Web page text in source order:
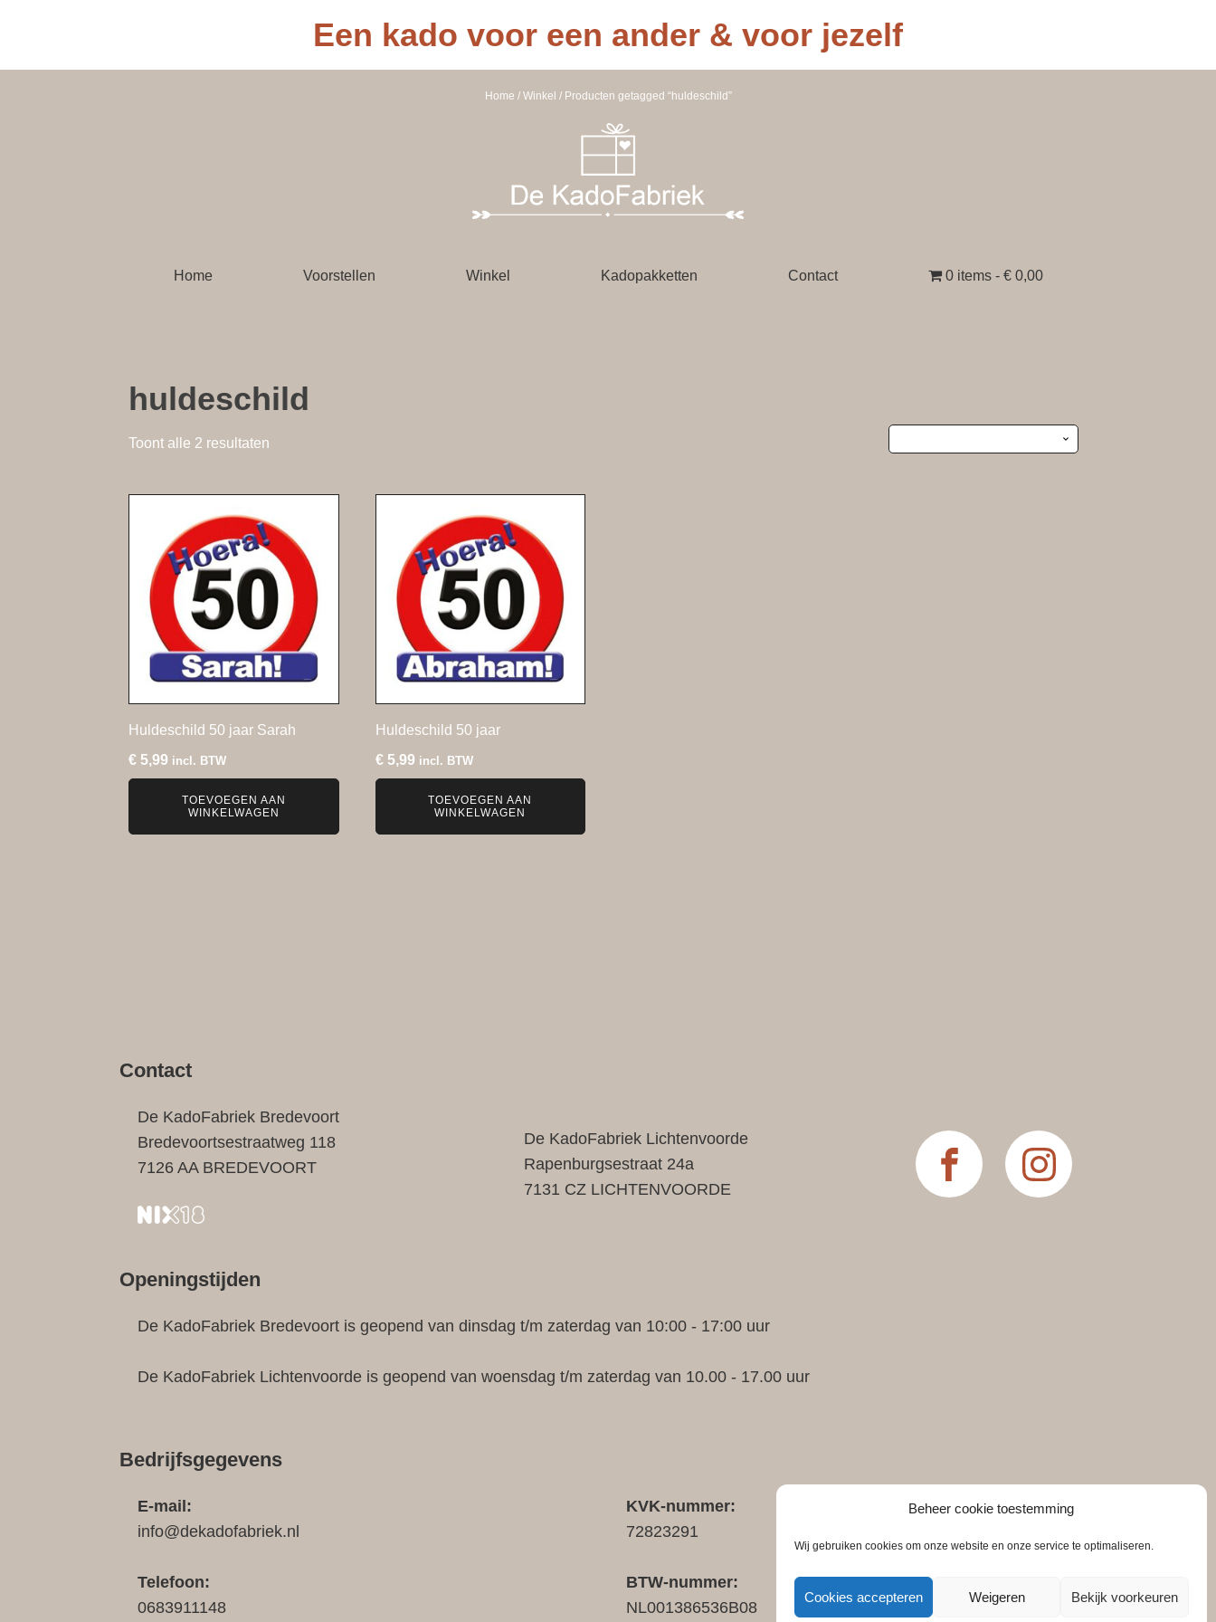
Beheer cookie toestemming
Wij gebruiken cookies om onze website en onze service te optimaliseren.
Cookies accepteren Weigeren Bekijk voorkeuren
Een kado voor een ander & voor jezelf
Home / Winkel / Producten getagged “huldeschild”
Home Voorstellen Winkel Kadopakketten Contact 0 items € 0,00
huldeschild
Toont alle 2 resultaten
Huldeschild 50 jaar Sarah
€ 5,99 incl. BTW
TOEVOEGEN AAN
WINKELWAGEN
Huldeschild 50 jaar
€5,99 incl. BTW
TOEVOEGEN AAN
WINKELWAGEN
Contact
De KadoFabriek Bredevoort
Bredevoortsestraatweg 118
7126 AA BREDEVOORT
De KadoFabriek Lichtenvoorde
Rapenburgsestraat 24a
7131 CZ LICHTENVOORDE
Openingstijden
De KadoFabriek Bredevoort is geopend van dinsdag t/m zaterdag van 10:00 - 17:00 uur
De KadoFabriek Lichtenvoorde is geopend van woensdag t/m zaterdag van 10.00 - 17.00 uur
Bedrijfsgegevens
E-mail:
info@dekadofabriek.nl
Telefoon:
0683911148
KVK-nummer:
72823291
BTW-nummer:
NL001386536B08